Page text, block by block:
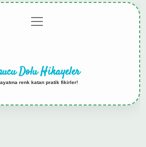
menüyü
aç
Dolu Hikayeler
renk katan pratik fikirler!